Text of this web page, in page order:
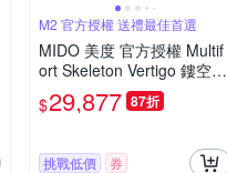
M2 官方授權 送禮最佳首選
MIDO 美度 官方授權 Multif
ort Skeleton Vertigo 鏤空機
械錶-M0384361103100/42
mm
$29,877 87折
挑戰低價 券